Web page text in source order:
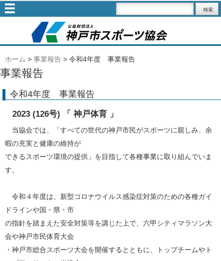
ホーム > 事業報告> 令和4年度 事業報告
事業報告
令和4年度 事業報告
2023 (126号) 「 神戸体育 」
当協会では、「すべての世代の神戸市民がスポーツに親しみ、余
暇の充実と健康の維持が
できるスポーツ環境の提供」を目指して各種事業に取り組んでいま
す。
令和４年度は、新型コロナウイルス感染症対策のための各種ガイ
ドラインや国・県・市
の指針を踏まえた安全対策等を講じた上で、六甲シティマラソン大
会や神戸市民体育大会
・神戸市総合スポーツ大会を開催するとともに、トップチームやト